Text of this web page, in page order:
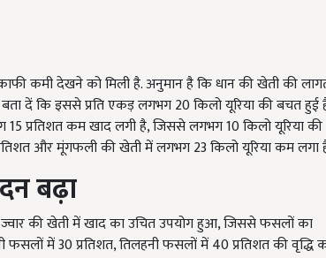
कमी देखने को मिली है. अनुमान है कि धान की खेती की
दें कि इससे प्रति एकड़ लगभग 20 किलो यूरिया की बचत हुई
प्रतिशत कम खाद लगी है, जिससे लगभग 10 किलो यूरिया की
और मूंगफली की खेती में लगभग 23 किलो यूरिया कम लगा
बढ़ा
की खेती में खाद का उचित उपयोग हुआ, जिससे फसलों का
में 30 प्रतिशत, तिलहनी फसलों में 40 प्रतिशत की वृद्धि